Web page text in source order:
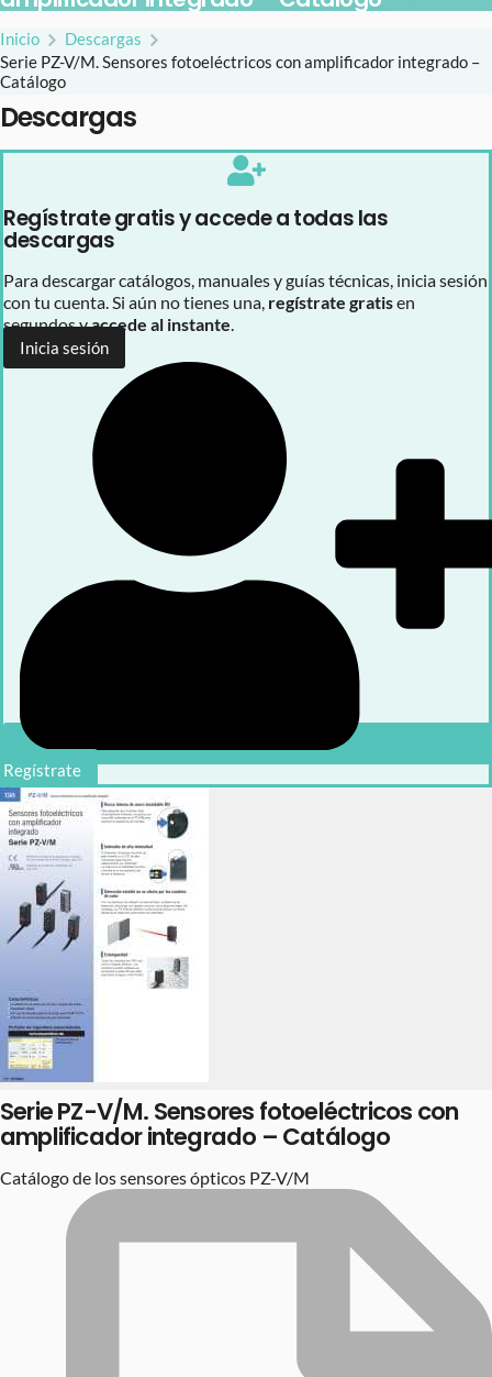
Inicio
Descargas
Serie PZ-V/M. Sensores fotoeléctricos con amplificador integrado –
Catálogo
Descargas
Regístrate gratis y accede a todas las
descargas
Para descargar catálogos, manuales y guías técnicas, inicia sesión
con tu cuenta. Si aún no tienes una, regístrate gratisen
segundos yaccede al instante.
Inicia sesión
Regístrate
Serie PZ-V/M. Sensores fotoeléctricos con
amplificador integrado – Catálogo
Catálogo de los sensores ópticos PZ-V/M